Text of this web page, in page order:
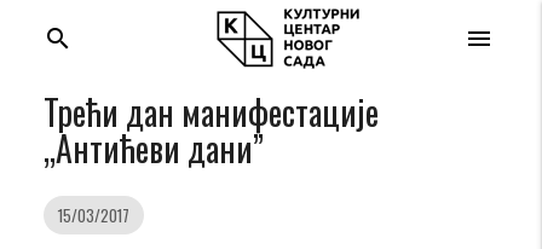
menu
search
Трећи дан манифестације
„Антићеви дани”
15/03/2017